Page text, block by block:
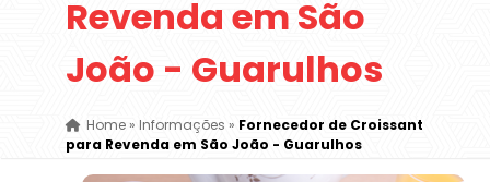
Revenda em São
João - Guarulhos
Home» Informações » Fornecedor de Croissant
para Revenda em São João - Guarulhos